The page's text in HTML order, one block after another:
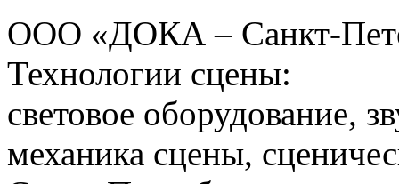
ООО «ДОКА – Санкт-
Технологии сцены:
световое оборудование,
механика сцены,